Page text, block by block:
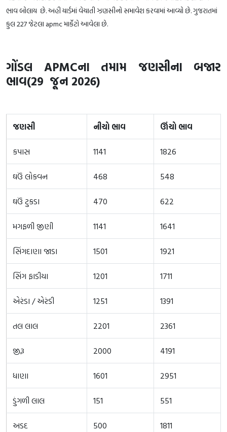
ભાવ બોલાય છે. અહી યાર્ડમાં વેચાતી ઝણસીનો સમાવેશ કરવામાં આવ્યો છે. ગુજરાતમાં
કુલ 227 જેટલા apmc માર્કેટો આવેલા છે.
ગોંડલ APMCના તમામ જણસીના બજાર
ભાવ(29 જૂન 2026)
જણસી નીચો ભાવ ઊંચો ભાવ
કપાસ 1141 1826
ઘઉં લોકવન 468 548
ઘઉં ટુકડા 470 622
મગફળી જીણી 1141 1641
સિંગદાણા જાડા 1501 1921
સિંગ ફાડીયા 1201 1711
એરંડા / એરંડી 1251 1391
તલ લાલ 2201 2361
જીરૂ 2000 4191
ધાણા 1601 2951
ડુંગળી લાલ 151 551
અડદ 500 1811